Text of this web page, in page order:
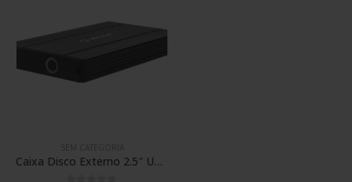
Caixa Disco Externo 2.5″ UNYKA – USB 3.0